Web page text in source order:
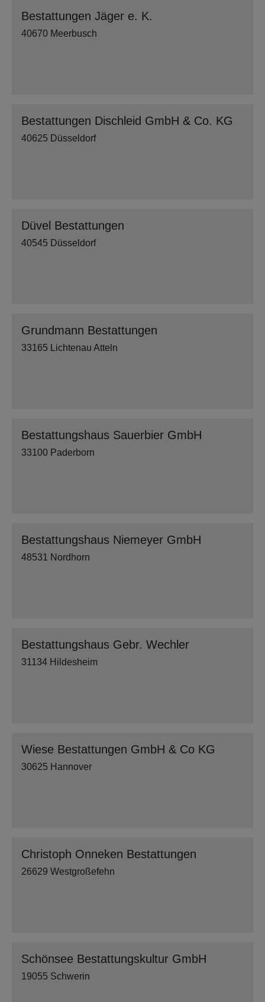
Bestattungen Jäger e. K.
40670 Meerbusch
Bestattungen Dischleid GmbH & Co. KG
40625 Düsseldorf
Düvel Bestattungen
40545 Düsseldorf
Grundmann Bestattungen
33165 Lichtenau Atteln
Bestattungshaus Sauerbier GmbH
33100 Paderborn
Bestattungshaus Niemeyer GmbH
48531 Nordhorn
Bestattungshaus Gebr. Wechler
31134 Hildesheim
Wiese Bestattungen GmbH & Co KG
30625 Hannover
Christoph Onneken Bestattungen
26629 Westgroßefehn
Schönsee Bestattungskultur GmbH
19055 Schwerin